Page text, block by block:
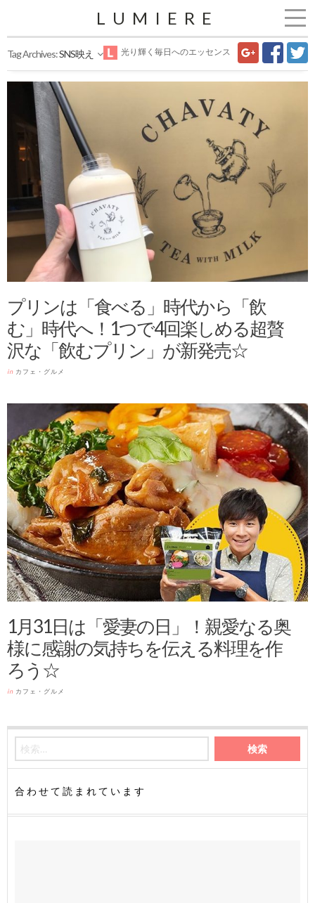
LUMIERE
光り輝く毎日へのエッセンス
Tag Archives:SNS映え
プリンは「食べる」時代から「飲
む」時代へ！1つで4回楽しめる超贅
沢な「飲むプリン」が新発売☆
in カフェ・グルメ
1月31日は「愛妻の日」！親愛なる奥
様に感謝の気持ちを伝える料理を作
ろう☆
in カフェ・グルメ
合わせて読まれています